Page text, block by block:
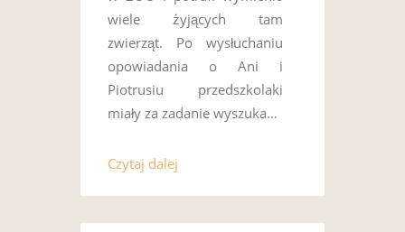
wiele żyjących tam
zwierząt. Po wysłuchaniu
opowiadania o Ani i
Piotrusiu przedszkolaki
miały za zadanie wyszuka…
Czytaj dalej